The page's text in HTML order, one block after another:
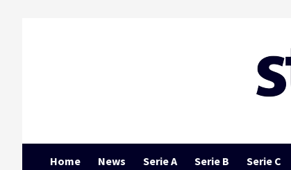
Home News Serie A Serie B Serie C